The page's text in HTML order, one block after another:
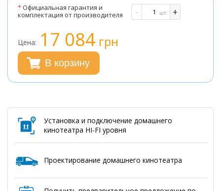
*Официальная гарантия и
комплектация от производителя
- +
шт.
Цена: 17 084 грн
В корзину
Установка и подключение домашнего
кинотеатра HI-FI уровня
Проектирование домашнего кинотеатра